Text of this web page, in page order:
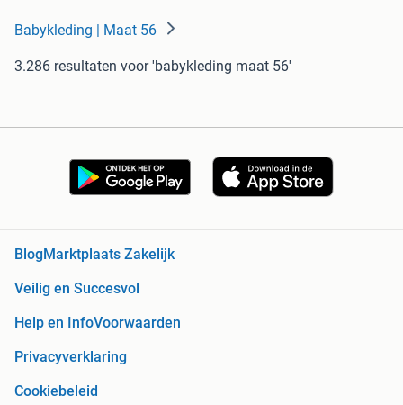
Babykleding | Maat 56
3.286 resultaten voor 'babykleding maat 56'
BlogMarktplaats Zakelijk
Veilig en Succesvol
Help en InfoVoorwaarden
Privacyverklaring
Cookiebeleid